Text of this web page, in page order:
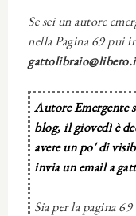
Se sei un autore
nella Pagina 69 pui
Autore Emergente
blog, il giovedì è
avere un po' di
invia un email a
Sia per la pagina